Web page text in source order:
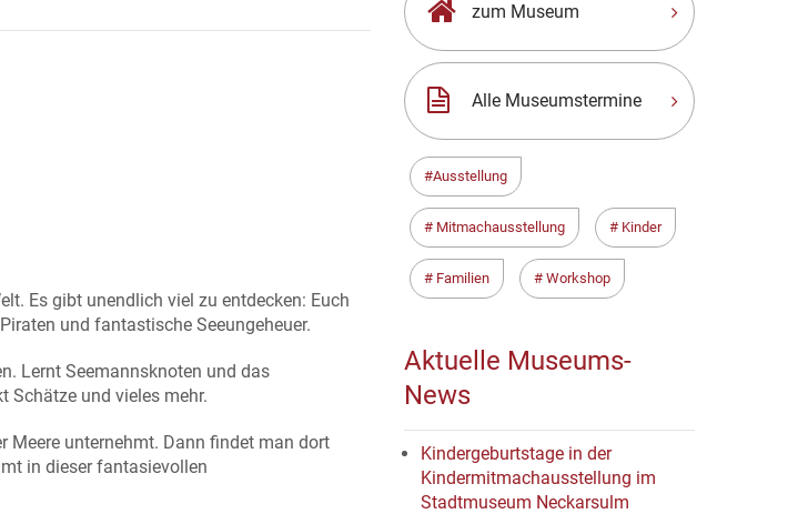
Es gibt unendlich viel zu entdecken: Euch
und fantastische Seeungeheuer.
Lernt Seemannsknoten und das
Schätze und vieles mehr.
Meere unternehmt. Dann findet man dort
in dieser fantasievollen
zum Museum
Alle Museumstermine
Ausstellung
Mitmachausstellung Kinder
Familien Workshop
Aktuelle Museums-
News
Kindergeburtstage in der
Kindermitmachausstellung im
Stadtmuseum Neckarsulm